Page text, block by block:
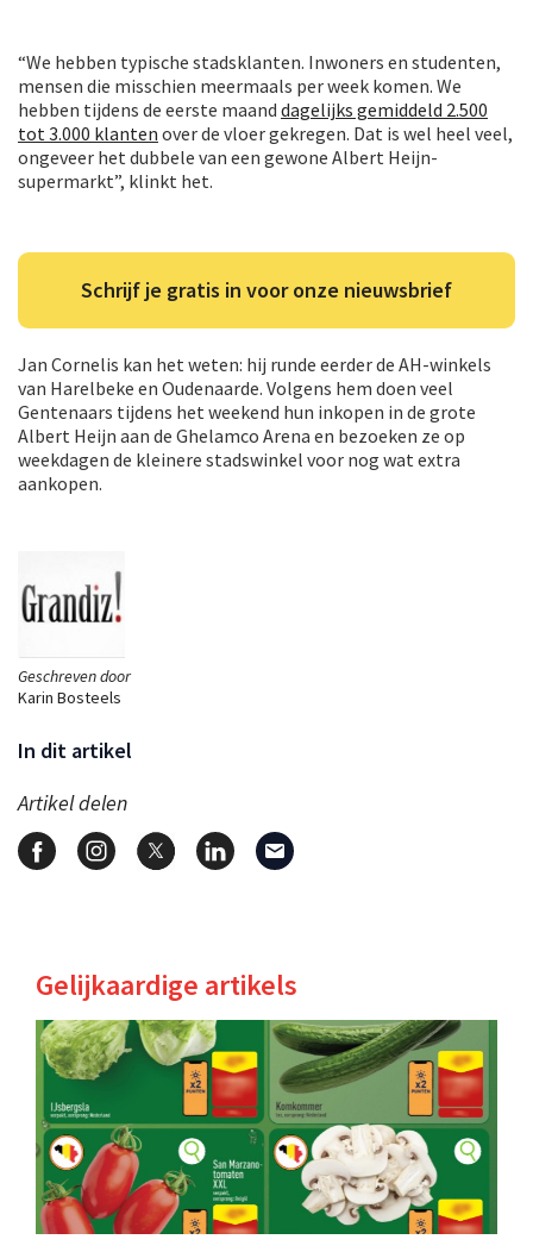
Geschreven door
Karin Bosteels
In dit artikel
Artikel delen
“We hebben typische stadsklanten. Inwoners en studenten,
mensen die misschien meermaals per week komen. We
hebben tijdens de eerste maand dagelijks gemiddeld 2.500
tot 3.000 klanten over de vloer gekregen. Dat is wel heel veel,
ongeveer het dubbele van een gewone Albert Heijn-
supermarkt”, klinkt het.
Schrijf je gratis in voor onze nieuwsbrief
Jan Cornelis kan het weten: hij runde eerder de AH-winkels
van Harelbeke en Oudenaarde. Volgens hem doen veel
Gentenaars tijdens het weekend hun inkopen in de grote
Albert Heijn aan de Ghelamco Arena en bezoeken ze op
weekdagen de kleinere stadswinkel voor nog wat extra
aankopen.
Gelijkaardige artikels